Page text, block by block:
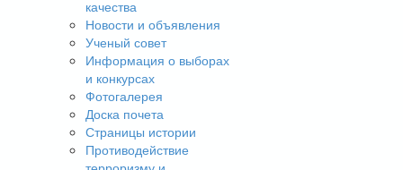
качества
Новости и объявления
Ученый совет
Информация о выборах
и конкурсах
Фотогалерея
Доска почета
Страницы истории
Противодействие